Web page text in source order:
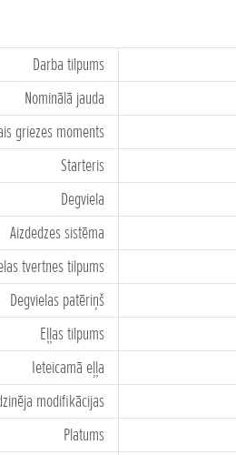
Darba tilpums
Nominālā jauda
griezes moments
Starteris
Degviela
Aizdedzes sistēma
tvertnes tilpums
Degvielas patēriņš
Eļļas tilpums
Ieteicamā eļļa
modifikācijas
Platums